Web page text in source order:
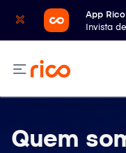
App Rico
Invista
Quem